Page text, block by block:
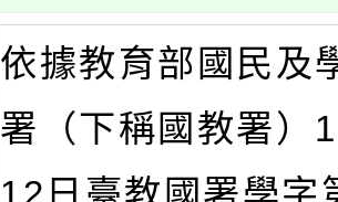
依據教育部國民及
署（下稱國教署）
12日臺教國署學字